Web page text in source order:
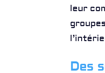
leur
Des